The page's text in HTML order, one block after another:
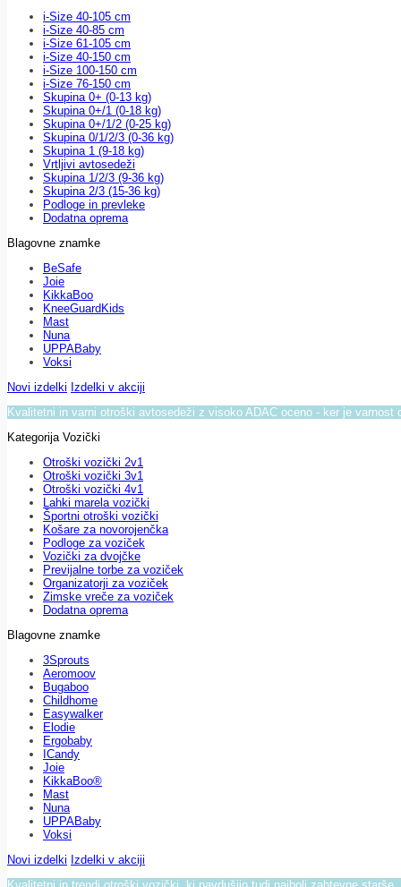
i-Size 40-105 cm
i-Size 40-85 cm
i-Size 61-105 cm
i-Size 40-150 cm
i-Size 100-150 cm
i-Size 76-150 cm
Skupina 0+ (0-13 kg)
Skupina 0+/1 (0-18 kg)
Skupina 0+/1/2 (0-25 kg)
Skupina 0/1/2/3 (0-36 kg)
Skupina 1 (9-18 kg)
Vrtljivi avtosedeži
Skupina 1/2/3 (9-36 kg)
Skupina 2/3 (15-36 kg)
Podloge in prevleke
Dodatna oprema
Blagovne znamke
BeSafe
Joie
KikkaBoo
KneeGuardKids
Mast
Nuna
UPPABaby
Voksi
Novi izdelki Izdelki v akciji
Kvalitetni in varni otroški avtosedeži z visoko ADAC oceno - ker je varnost
Kategorija Vozički
Otroški vozički 2v1
Otroški vozički 3v1
Otroški vozički 4v1
Lahki marela vozički
Športni otroški vozički
Košare za novorojenčka
Podloge za voziček
Vozički za dvojčke
Previjalne torbe za voziček
Organizatorji za voziček
Zimske vreče za voziček
Dodatna oprema
Blagovne znamke
3Sprouts
Aeromoov
Bugaboo
Childhome
Easywalker
Elodie
Ergobaby
ICandy
Joie
KikkaBoo®
Mast
Nuna
UPPABaby
Voksi
Novi izdelki Izdelki v akciji